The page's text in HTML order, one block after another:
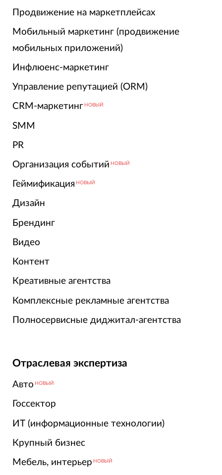
Продвижение на маркетплейсах
Мобильный маркетинг (продвижение
мобильных приложений)
Инфлюенс-маркетинг
Управление репутацией (ORM)
CRM-маркетинг НОВЫЙ
SMM
PR
Организация событий НОВЫЙ
Геймификация НОВЫЙ
Дизайн
Брендинг
Видео
Контент
Креативные агентства
Комплексные рекламные агентства
Полносервисные диджитал-агентства
Отраслевая экспертиза
Авто НОВЫЙ
Госсектор
ИТ (информационные технологии)
Крупный бизнес
Мебель, интерьер НОВЫЙ